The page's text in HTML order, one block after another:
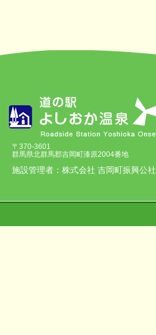
〒370-3601
群馬県北群馬郡吉岡町漆原2004番地
施設管理者：株式会社 吉岡町振興公社